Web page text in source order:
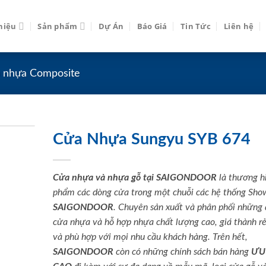
Sản phẩm Dự Án Báo Giá Tin Tức Liên hệ
nhựa Composite
Cửa Nhựa Sungyu SYB 674
Cửa nhựa và nhựa gỗ tại SAIGONDOOR là thương
phẩm các dòng cửa trong một chuỗi các hệ thống
SAIGONDOOR. Chuyên sản xuất và phân phối những
cửa nhựa và hỗ hợp nhựa chất lượng cao, giá thành
và phù hợp với mọi nhu cầu khách hàng. Trên hết,
SAIGONDOOR còn có những chính sách bán hàng